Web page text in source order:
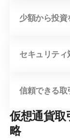
少額から投
セキュリテ
信頼できる
仮想通貨
略